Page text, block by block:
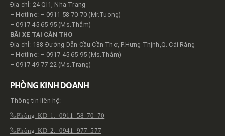
Địa chỉ: 24 Ql1, Nha Trang
– Hotline: – 0911 58 70 70 (Mr.Tuong)
– 0917 45 65 95 (Ms.Thắm)
BÃI XE TẠI CẦN THƠ
Địa chỉ: 188 Đường Dẫn Cầu Cần Thơ, P.Hưng Thịnh,Q. Cái Răng
– Hotline: – 0917 45 65 95 (Ms.Thắm)
– 0917 49 77 22 (Ms.Trang)
PHÒNG KINH DOANH
Thông tin liên hệ:
Phòng KD 1: 0911 58 70 70
Phòng KD 2: 0941 977 577